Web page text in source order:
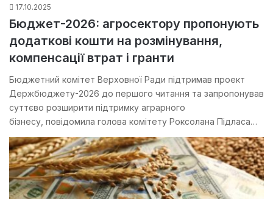
17.10.2025
Бюджет-2026: агросектору пропонують
додаткові кошти на розмінування,
компенсації втрат і гранти
Бюджетний комітет Верховної Ради підтримав проект
Держбюджету-2026 до першого читання та запропонував
суттєво розширити підтримку аграрного
бізнесу, повідомила голова комітету Роксолана Підласа…